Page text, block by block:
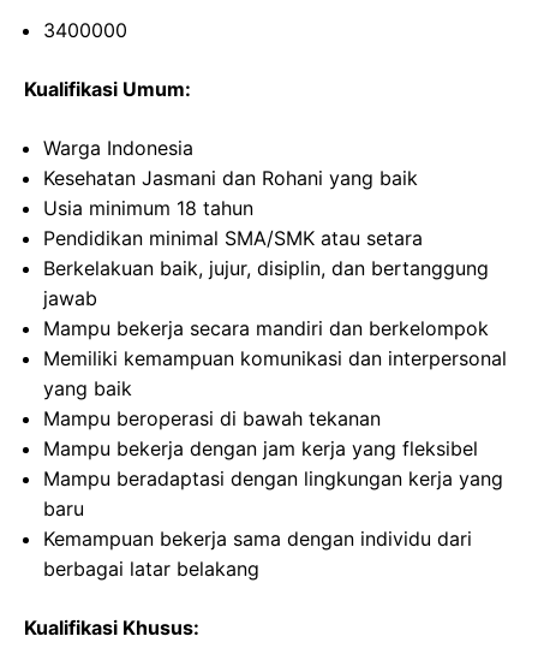
3400000
Kualifikasi Umum:
Warga Indonesia
Kesehatan Jasmani dan Rohani yang baik
Usia minimum 18 tahun
Pendidikan minimal SMA/SMK atau setara
Berkelakuan baik, jujur, disiplin, dan bertanggung
jawab
Mampu bekerja secara mandiri dan berkelompok
Memiliki kemampuan komunikasi dan interpersonal
yang baik
Mampu beroperasi di bawah tekanan
Mampu bekerja dengan jam kerja yang fleksibel
Mampu beradaptasi dengan lingkungan kerja yang
baru
Kemampuan bekerja sama dengan individu dari
berbagai latar belakang
Kualifikasi Khusus: